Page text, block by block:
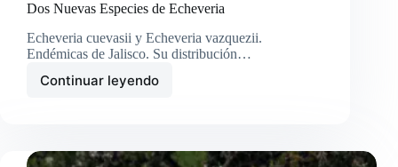
Dos Nuevas Especies de Echeveria
Echeveria cuevasii y Echeveria vazquezii.
Endémicas de Jalisco. Su distribución…
Continuar leyendo
Dos
Echeveria